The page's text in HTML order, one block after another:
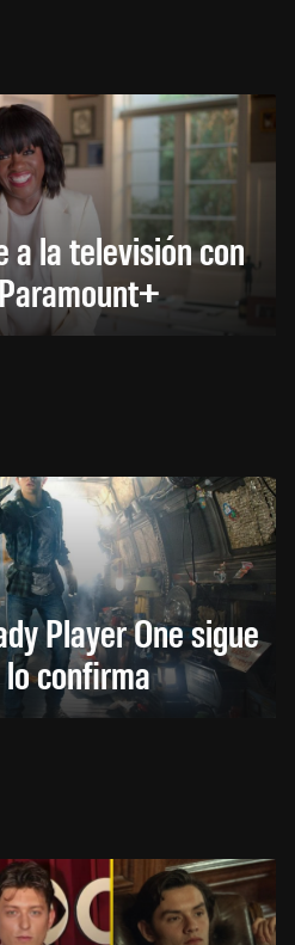
a la televisión con
Player One sigue
confirma